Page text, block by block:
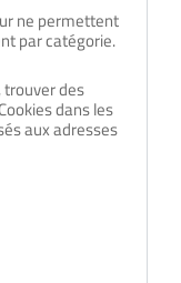
ne permettent
par catégorie.
trouver des
dans les
aux adresses